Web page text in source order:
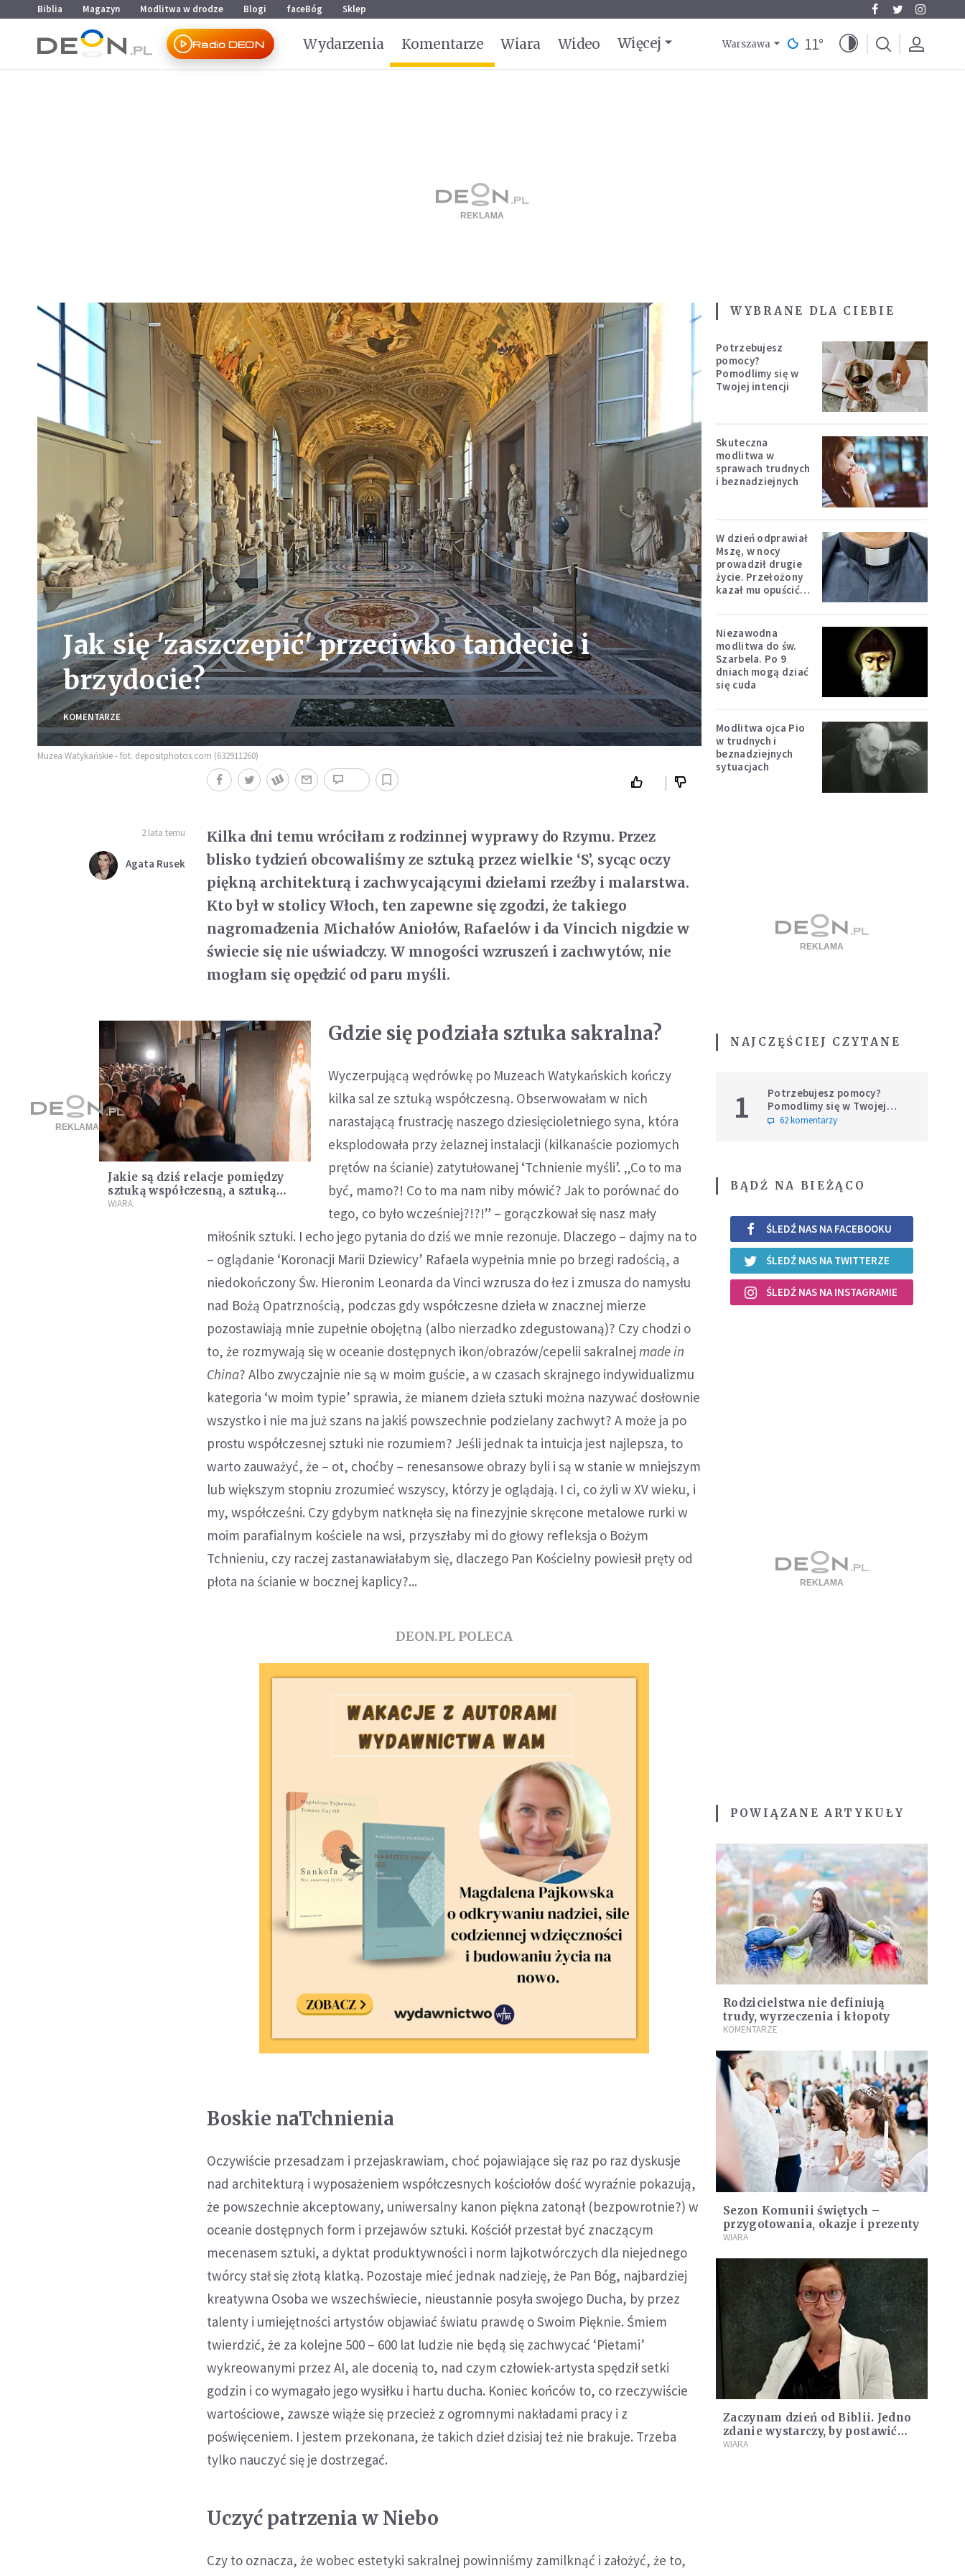
Przejdź do menu głównego
Przejdź do treści
Biblia Magazyn Modlitwa w drodze Blogi faceBóg Sklep
Radio DEON Wydarzenia Komentarze Wiara Wideo Więcej Warszawa 11°
Jak się 'zaszczepić' przeciwko tandecie i
brzydocie?
KOMENTARZE
Muzea Watykańskie - fot. depositphotos.com (632911260)
2 lata temu
Agata Rusek
Kilka dni temu wróciłam z rodzinnej wyprawy do Rzymu. Przez
blisko tydzień obcowaliśmy ze sztuką przez wielkie ‘S’, sycąc oczy
piękną architekturą i zachwycającymi dziełami rzeźby i malarstwa.
Kto był w stolicy Włoch, ten zapewne się zgodzi, że takiego
nagromadzenia Michałów Aniołów, Rafaelów i da Vincich nigdzie w
świecie się nie uświadczy. W mnogości wzruszeń i zachwytów, nie
mogłam się opędzić od paru myśli.
Jakie są dziś relacje pomiędzy
sztuką współczesną, a sztuką
sakralną?
WIARA
Gdzie się podziała sztuka sakralna?
Wyczerpującą wędrówkę po Muzeach Watykańskich kończy
kilka sal ze sztuką współczesną. Obserwowałam w nich
narastającą frustrację naszego dziesięcioletniego syna, która
eksplodowała przy żelaznej instalacji (kilkanaście poziomych
prętów na ścianie) zatytułowanej ‘Tchnienie myśli’. „Co to ma
być, mamo?! Co to ma nam niby mówić? Jak to porównać do
tego, co było wcześniej?!?!” – gorączkował się nasz mały
miłośnik sztuki. I echo jego pytania do dziś we mnie rezonuje. Dlaczego – dajmy na to
– oglądanie ‘Koronacji Marii Dziewicy’ Rafaela wypełnia mnie po brzegi radością, a
niedokończony Św. Hieronim Leonarda da Vinci wzrusza do łez i zmusza do namysłu
nad Bożą Opatrznością, podczas gdy współczesne dzieła w znacznej mierze
pozostawiają mnie zupełnie obojętną (albo nierzadko zdegustowaną)? Czy chodzi o
to, że rozmywają się w oceanie dostępnych ikon/obrazów/cepelii sakralnej made in
China? Albo zwyczajnie nie są w moim guście, a w czasach skrajnego indywidualizmu
kategoria ‘w moim typie’ sprawia, że mianem dzieła sztuki można nazywać dosłownie
wszystko i nie ma już szans na jakiś powszechnie podzielany zachwyt? A może ja po
prostu współczesnej sztuki nie rozumiem? Jeśli jednak ta intuicja jest najlepsza, to
warto zauważyć, że – ot, choćby – renesansowe obrazy byli i są w stanie w mniejszym
lub większym stopniu zrozumieć wszyscy, którzy je oglądają. I ci, co żyli w XV wieku, i
my, współcześni. Czy gdybym natknęła się na finezyjnie skręcone metalowe rurki w
moim parafialnym kościele na wsi, przyszłaby mi do głowy refleksja o Bożym
Tchnieniu, czy raczej zastanawiałabym się, dlaczego Pan Kościelny powiesił pręty od
płota na ścianie w bocznej kaplicy?...
DEON.PL POLECA
Boskie naTchnienia
Oczywiście przesadzam i przejaskrawiam, choć pojawiające się raz po raz dyskusje
nad architekturą i wyposażeniem współczesnych kościołów dość wyraźnie pokazują,
że powszechnie akceptowany, uniwersalny kanon piękna zatonął (bezpowrotnie?) w
oceanie dostępnych form i przejawów sztuki. Kościół przestał być znaczącym
mecenasem sztuki, a dyktat produktywności i norm lajkotwórczych dla niejednego
twórcy stał się złotą klatką. Pozostaje mieć jednak nadzieję, że Pan Bóg, najbardziej
kreatywna Osoba we wszechświecie, nieustannie posyła swojego Ducha, by przez
talenty i umiejętności artystów objawiać światu prawdę o Swoim Pięknie. Śmiem
twierdzić, że za kolejne 500 – 600 lat ludzie nie będą się zachwycać ‘Pietami’
wykreowanymi przez AI, ale docenią to, nad czym człowiek-artysta spędził setki
godzin i co wymagało jego wysiłku i hartu ducha. Koniec końców to, co rzeczywiście
wartościowe, zawsze wiąże się przecież z ogromnymi nakładami pracy i z
poświęceniem. I jestem przekonana, że takich dzieł dzisiaj też nie brakuje. Trzeba
tylko nauczyć się je dostrzegać.
Uczyć patrzenia w Niebo
Czy to oznacza, że wobec estetyki sakralnej powinniśmy zamilknąć i założyć, że to,
WYBRANE DLA CIEBIE
Potrzebujesz
pomocy?
Pomodlimy się w
Twojej intencji
Skuteczna
modlitwa w
sprawach trudnych
i beznadziejnych
W dzień odprawiał
Mszę, w nocy
prowadził drugie
życie. Przełożony
kazał mu opuścić
Niezawodna
modlitwa do św.
Szarbela. Po 9
dniach mogą dziać
się cuda
Modlitwa ojca Pio
w trudnych i
beznadziejnych
sytuacjach
NAJCZĘŚCIEJ CZYTANE
1
Potrzebujesz pomocy?
Pomodlimy się w Twojej
intencji
62 komentarzy
BĄDŹ NA BIEŻĄCO
ŚLEDŹ NAS NA FACEBOOKU
ŚLEDŹ NAS NA TWITTERZE
ŚLEDŹ NAS NA INSTAGRAMIE
POWIĄZANE ARTYKUŁY
Rodzicielstwa nie definiują
trudy, wyrzeczenia i kłopoty
KOMENTARZE
Sezon Komunii świętych –
przygotowania, okazje i prezenty
WIARA
Zaczynam dzień od Biblii. Jedno
zdanie wystarczy, by postawić
mnie do pionu i ustawić mi dzień
WIARA